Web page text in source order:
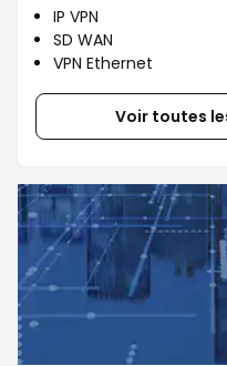
IP VPN
SD WAN
VPN Ethernet
Voir toutes